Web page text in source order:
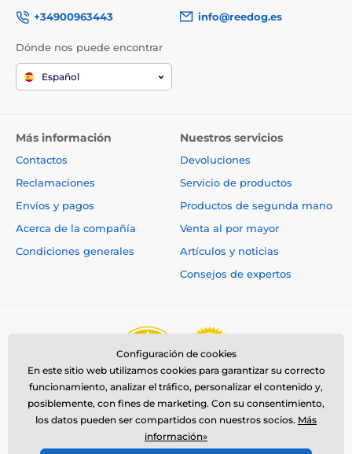
+34900963443
info@reedog.es
Dónde nos puede encontrar
Español
Más información
Contactos
Reclamaciones
Envíos y pagos
Acerca de la compañía
Condiciones generales
Nuestros servicios
Devoluciones
Servicio de productos
Productos de segunda mano
Venta al por mayor
Artículos y noticias
Consejos de expertos
Configuración de cookies
En este sitio web utilizamos cookies para garantizar su correcto
funcionamiento, analizar el tráfico, personalizar el contenido y,
posiblemente, con fines de marketing. Con su consentimiento,
los datos pueden ser compartidos con nuestros socios. Más
información»